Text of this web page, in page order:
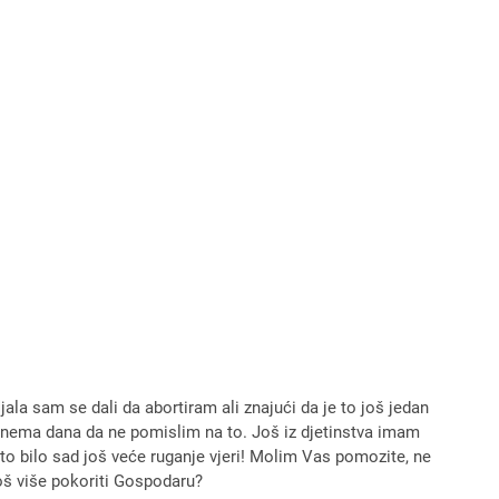
sam se dali da abortiram ali znajući da je to još jedan
dana da ne pomislim na to. Još iz djetinstva imam
bilo sad još veće ruganje vjeri! Molim Vas pomozite, ne
više pokoriti Gospodaru?